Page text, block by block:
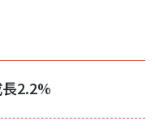
2.2%